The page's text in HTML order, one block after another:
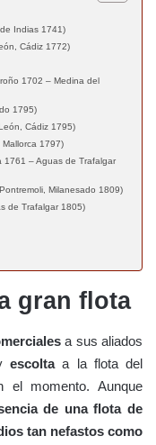
Indias 1741)
Cádiz 1772)
1702 – Medina del
1795)
Cádiz 1795)
1797)
1761 – Aguas de Trafalgar
Milanesado 1809)
de Trafalgar 1805)
gran flota
a sus aliados
yescoltaa la flota del
el momento. Aunque
de una flota de
tan nefastos como